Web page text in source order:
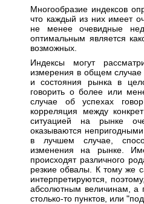
Многообразие индексов
что каждый из них имеет
не менее очевидные
оптимальным является
возможных.
Индексы могут
измерения в общем случае
и состояния рынка в
говорить о более или
случае об успехах
корреляция между
ситуацией на рынке
оказываются
в лучшем случае,
изменения на рынке.
происходят различного
резкие обвалы. К тому же
интерпретируются,
абсолютным величинам, а
столько-то пунктов, или